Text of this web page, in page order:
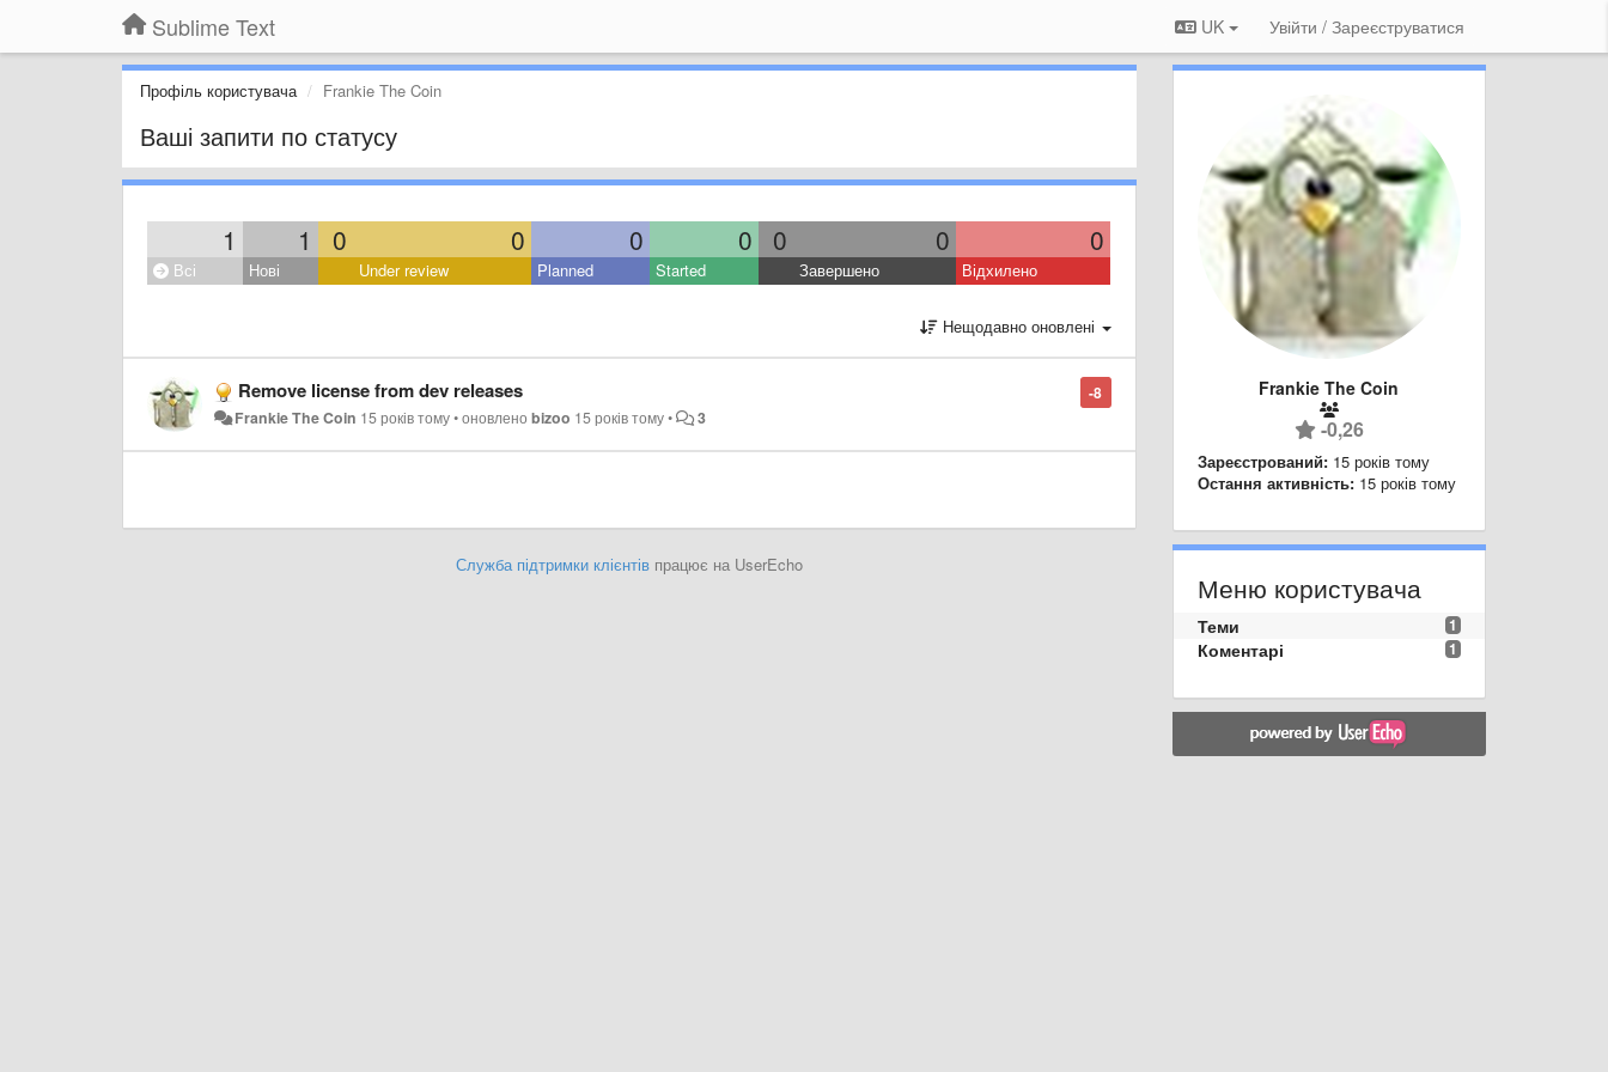
Sublime Text UK Увійти / Зареєструватися
Профіль користувача Frankie The Coin
Ваші запити по статусу
1 1 0 0 0 0 0 0 0
Всі Нові Under review Planned Started Завершено Відхилено
Нещодавно оновлені
-8
Remove license from dev releases
Frankie The Coin 15 років тому•оновленоbizoo 15 років тому• 3
Служба підтримки клієнтівпрацює на UserEcho
Frankie The Coin
-0,26
Зареєстрований: 15 років тому
Остання активність: 15 років тому
Меню користувача
1
Теми
1
Коментарі